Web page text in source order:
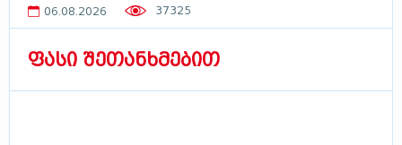
06.08.2026 37325
ფასი შეთანხმებით